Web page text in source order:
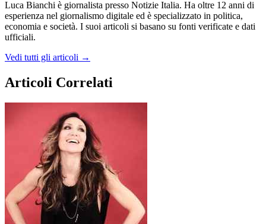
Luca Bianchi è giornalista presso Notizie Italia. Ha oltre 12 anni di
esperienza nel giornalismo digitale ed è specializzato in politica,
economia e società. I suoi articoli si basano su fonti verificate e dati
ufficiali.
Vedi tutti gli articoli →
Articoli Correlati